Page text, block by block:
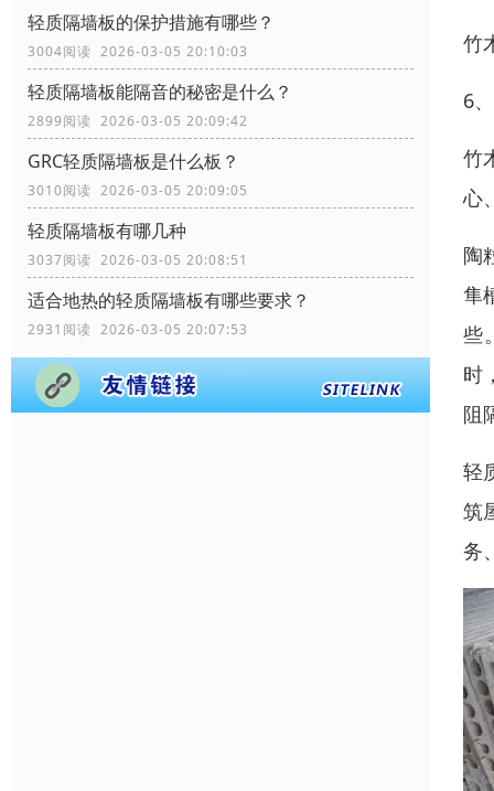
轻质隔墙板的保护措施有哪些？
3004阅读 2026-03-05 20:10:03
轻质隔墙板能隔音的秘密是什么？
2899阅读 2026-03-05 20:09:42
GRC轻质隔墙板是什么板？
3010阅读 2026-03-05 20:09:05
轻质隔墙板有哪几种
3037阅读 2026-03-05 20:08:51
适合地热的轻质隔墙板有哪些要求？
2931阅读 2026-03-05 20:07:53
竹
6
竹
心
陶
隼
些
时
阻
轻
筑
务